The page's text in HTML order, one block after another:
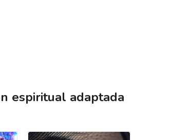
espiritual adaptada